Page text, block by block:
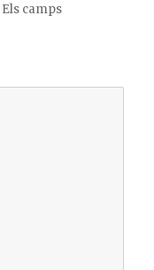
Els camps